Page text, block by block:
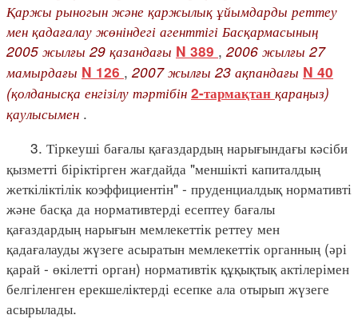
Қаржы рыногын және қаржылық ұйымдарды реттеу
мен қадағалау жөніндегі агенттігі Басқармасының
2005 жылғы 29 қазандағы N 389 ,2006 жылғы 27
мамырдағы N 126 ,2007 жылғы 23 ақпандағы N 40
(қолданысқа енгізілу тәртібін 2-тармақтан қараңыз)
қаулысымен .
3. Тіркеуші бағалы қағаздардың нарығындағы кәсіби
қызметті біріктірген жағдайда "меншікті капиталдың
жеткіліктілік коэффициентін" - пруденциалдық нормативті
және басқа да нормативтерді есептеу бағалы
қағаздардың нарығын мемлекеттік реттеу мен
қадағалауды жүзеге асыратын мемлекеттік органның (әрі
қарай - өкілетті орган) нормативтік құқықтық актілерімен
белгіленген ерекшеліктерді есепке ала отырып жүзеге
асырылады.